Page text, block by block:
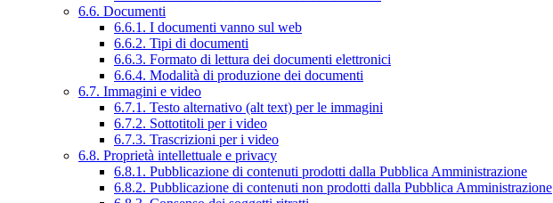
6.6. Documenti
6.6.1. I documenti vanno sul web
6.6.2. Tipi di documenti
6.6.3. Formato di lettura dei documenti elettronici
6.6.4. Modalità di produzione dei documenti
6.7. Immagini e video
6.7.1. Testo alternativo (alt text) per le immagini
6.7.2. Sottotitoli per i video
6.7.3. Trascrizioni per i video
6.8. Proprietà intellettuale e privacy
6.8.1. Pubblicazione di contenuti prodotti dalla Pubblica Amministrazione
6.8.2. Pubblicazione di contenuti non prodotti dalla Pubblica Amministrazione